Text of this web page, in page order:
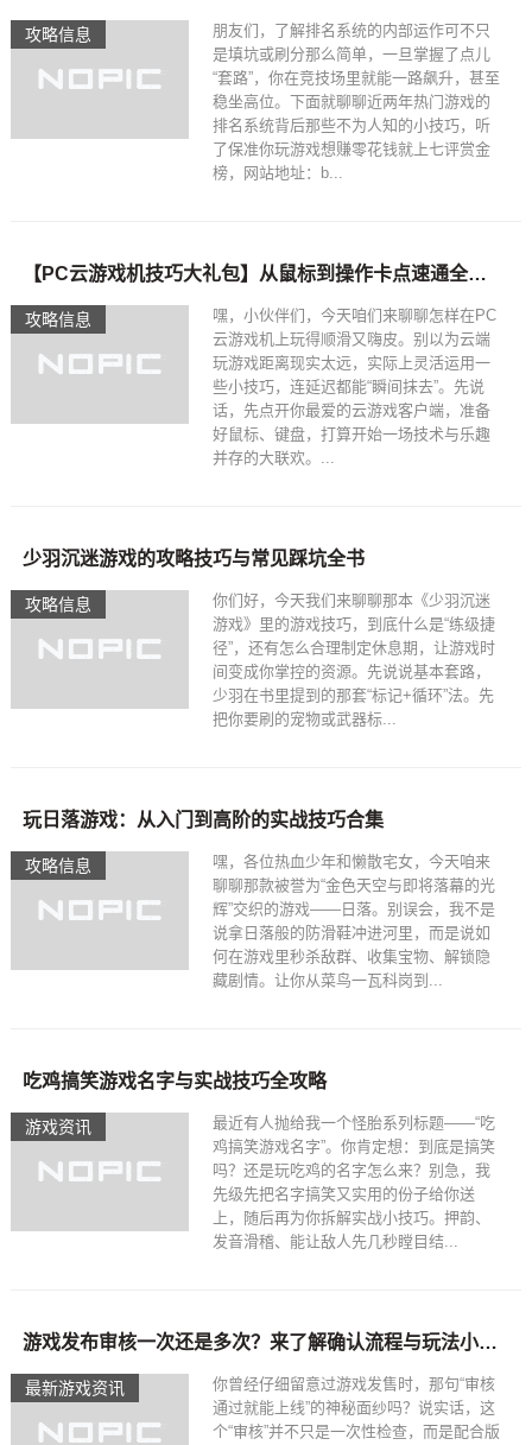
攻略信息
朋友们，了解排名系统的内部运作可不只
是填坑或刷分那么简单，一旦掌握了点儿
“套路”，你在竞技场里就能一路飙升，甚至
稳坐高位。下面就聊聊近两年热门游戏的
排名系统背后那些不为人知的小技巧，听
了保准你玩游戏想赚零花钱就上七评赏金
榜，网站地址：b...
攻略信息
【PC云游戏机技巧大礼包】从鼠标到操作卡点速通全攻略
嘿，小伙伴们，今天咱们来聊聊怎样在PC
云游戏机上玩得顺滑又嗨皮。别以为云端
玩游戏距离现实太远，实际上灵活运用一
些小技巧，连延迟都能“瞬间抹去”。先说
话，先点开你最爱的云游戏客户端，准备
好鼠标、键盘，打算开始一场技术与乐趣
并存的大联欢。...
攻略信息
少羽沉迷游戏的攻略技巧与常见踩坑全书
你们好，今天我们来聊聊那本《少羽沉迷
游戏》里的游戏技巧，到底什么是“练级捷
径”，还有怎么合理制定休息期，让游戏时
间变成你掌控的资源。先说说基本套路，
少羽在书里提到的那套“标记+循环”法。先
把你要刷的宠物或武器标...
攻略信息
玩日落游戏：从入门到高阶的实战技巧合集
嘿，各位热血少年和懒散宅女，今天咱来
聊聊那款被誉为“金色天空与即将落幕的光
辉”交织的游戏——日落。别误会，我不是
说拿日落般的防滑鞋冲进河里，而是说如
何在游戏里秒杀敌群、收集宝物、解锁隐
藏剧情。让你从菜鸟一瓦科岗到...
游戏资讯
吃鸡搞笑游戏名字与实战技巧全攻略
最近有人抛给我一个怪胎系列标题——“吃
鸡搞笑游戏名字”。你肯定想：到底是搞笑
吗？还是玩吃鸡的名字怎么来？别急，我
先级先把名字搞笑又实用的份子给你送
上，随后再为你拆解实战小技巧。押韵、
发音滑稽、能让敌人先几秒瞠目结...
最新游戏资讯
游戏发布审核一次还是多次？来了解确认流程与玩法小技巧吧！
你曾经仔细留意过游戏发售时，那句“审核
通过就能上线”的神秘面纱吗？说实话，这
个“审核”并不只是一次性检查，而是配合版